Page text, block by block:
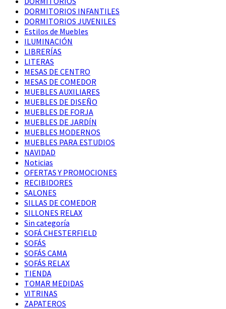
DORMITORIOS INFANTILES
DORMITORIOS JUVENILES
Estilos de Muebles
ILUMINACIÓN
LIBRERÍAS
LITERAS
MESAS DE CENTRO
MESAS DE COMEDOR
MUEBLES AUXILIARES
MUEBLES DE DISEÑO
MUEBLES DE FORJA
MUEBLES DE JARDÍN
MUEBLES MODERNOS
MUEBLES PARA ESTUDIOS
NAVIDAD
Noticias
OFERTAS Y PROMOCIONES
RECIBIDORES
SALONES
SILLAS DE COMEDOR
SILLONES RELAX
Sin categoría
SOFÁ CHESTERFIELD
SOFÁS
SOFÁS CAMA
SOFÁS RELAX
TIENDA
TOMAR MEDIDAS
VITRINAS
ZAPATEROS